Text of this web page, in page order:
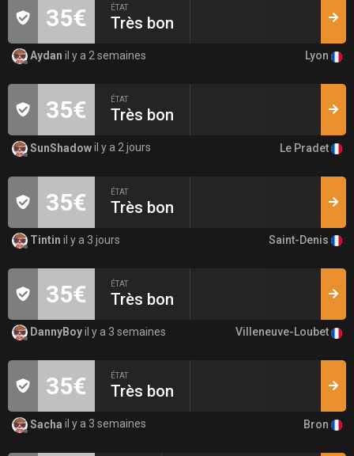
35€ ÉTAT
Très bon
Aydan il y a 2 semaines Lyon
35€ ÉTAT
Très bon
SunShadowil y a 2 jours Le Pradet
35€ ÉTAT
Très bon
Tintin il y a 3 jours Saint-Denis
35€ ÉTAT
Très bon
DannyBoyil y a 3 semaines Villeneuve-Loubet
35€ ÉTAT
Très bon
Sacha il y a 3 semaines Bron